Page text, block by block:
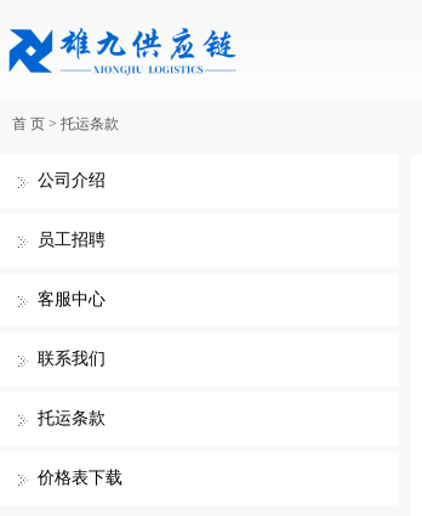
首 页 > 托运条款
公司介绍
员工招聘
客服中心
联系我们
托运条款
价格表下载